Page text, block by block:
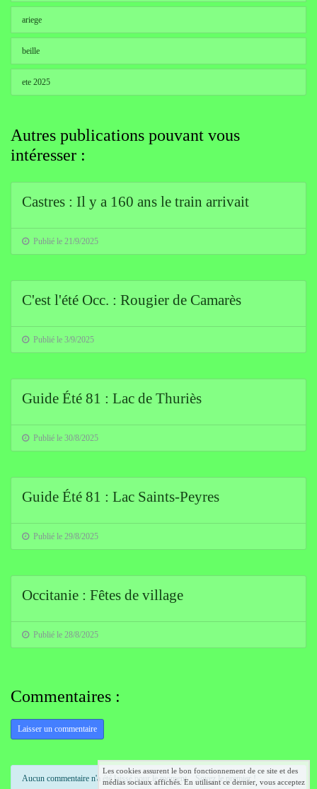
ariege
beille
ete 2025
Autres publications pouvant vous
intéresser :
Castres : Il y a 160 ans le train arrivait
Publié le 21/9/2025
C'est l'été Occ. : Rougier de Camarès
Publié le 3/9/2025
Guide Été 81 : Lac de Thuriès
Publié le 30/8/2025
Guide Été 81 : Lac Saints-Peyres
Publié le 29/8/2025
Occitanie : Fêtes de village
Publié le 28/8/2025
Commentaires :
Laisser un commentaire
Aucun commentaire n'a été laissé pour le moment... Soyez le premier !
Les cookies assurent le bon fonctionnement de ce site et des
médias sociaux affichés. En utilisant ce dernier, vous acceptez